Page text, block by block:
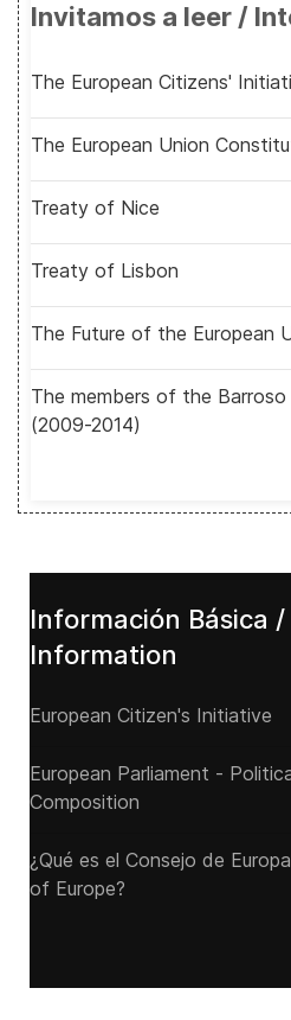
Invitamos a leer /
The European Citizens'
The European Union
Treaty of Nice
Treaty of Lisbon
The Future of the European
The members of the
(2009-2014)
Información Básica /
Information
European Citizen's Initiative
European Parliament -
Composition
¿Qué es el Consejo de
of Europe?